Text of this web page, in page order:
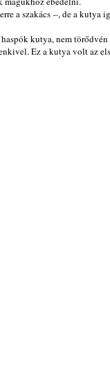
a szakács –, de a kutya
kutya, nem
Ez a kutya volt az